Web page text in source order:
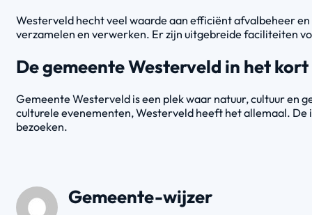
Westerveld hecht veel waarde aan efficiënt afvalbeheer
verzamelen en verwerken. Er zijn uitgebreide faciliteiten
De gemeente Westerveld in het kort
Gemeente Westerveld is een plek waar natuur, cultuur en
culturele evenementen, Westerveld heeft het allemaal. De
bezoeken.
Gemeente-wijzer